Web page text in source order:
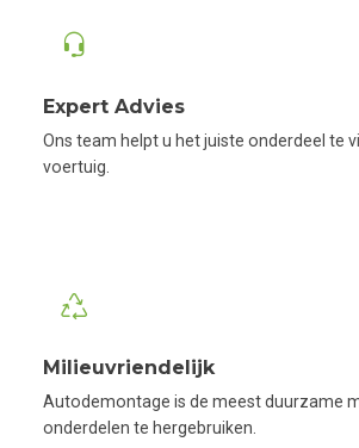
Expert Advies
Ons team helpt u het juiste onderdeel te
voertuig.
Milieuvriendelijk
Autodemontage is de meest duurzame
onderdelen te hergebruiken.